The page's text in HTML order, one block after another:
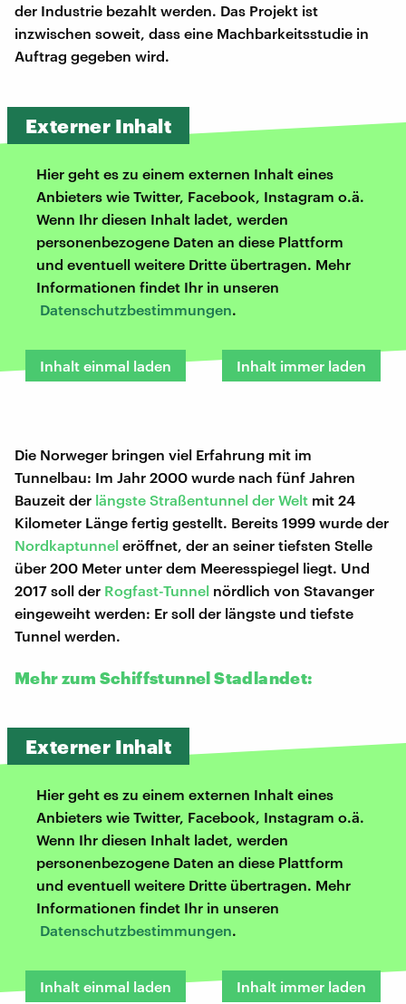
der Industrie bezahlt werden. Das Projekt ist
inzwischen soweit, dass eine Machbarkeitsstudie in
Auftrag gegeben wird.
Externer Inhalt
Hier geht es zu einem externen Inhalt eines
Anbieters wie Twitter, Facebook, Instagram o.ä.
Wenn Ihr diesen Inhalt ladet, werden
personenbezogene Daten an diese Plattform
und eventuell weitere Dritte übertragen. Mehr
Informationen findet Ihr in unseren
Datenschutzbestimmungen.
Inhalt einmal laden Inhalt immer laden
Die Norweger bringen viel Erfahrung mit im
Tunnelbau: Im Jahr 2000 wurde nach fünf Jahren
Bauzeit der längste Straßentunnel der Welt mit 24
Kilometer Länge fertig gestellt. Bereits 1999 wurde der
Nordkaptunnel eröffnet, der an seiner tiefsten Stelle
über 200 Meter unter dem Meeresspiegel liegt. Und
2017 soll der Rogfast-Tunnel nördlich von Stavanger
eingeweiht werden: Er soll der längste und tiefste
Tunnel werden.
Mehr zum Schiffstunnel Stadlandet:
Externer Inhalt
Hier geht es zu einem externen Inhalt eines
Anbieters wie Twitter, Facebook, Instagram o.ä.
Wenn Ihr diesen Inhalt ladet, werden
personenbezogene Daten an diese Plattform
und eventuell weitere Dritte übertragen. Mehr
Informationen findet Ihr in unseren
Datenschutzbestimmungen.
Inhalt einmal laden Inhalt immer laden